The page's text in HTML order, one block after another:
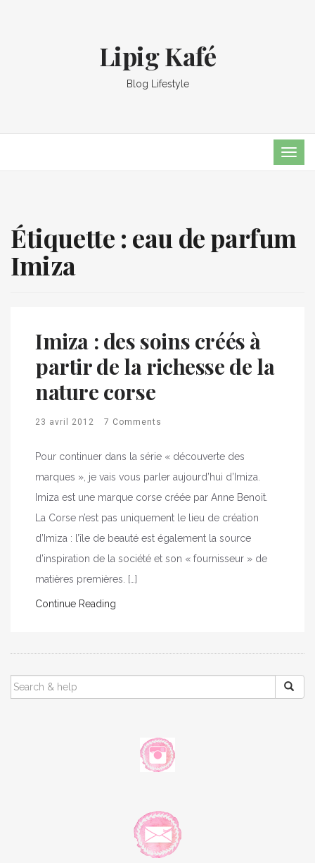
Lipig Kafé
Blog Lifestyle
Étiquette : eau de parfum
Imiza
Imiza : des soins créés à
partir de la richesse de la
nature corse
23 avril 2012 7 Comments
Pour continuer dans la série « découverte des
marques », je vais vous parler aujourd’hui d’Imiza.
Imiza est une marque corse créée par Anne Benoit.
La Corse n’est pas uniquement le lieu de création
d’Imiza : l’île de beauté est également la source
d’inspiration de la société et son « fournisseur » de
matières premières. […]
Continue Reading
SEARCH
FOR: